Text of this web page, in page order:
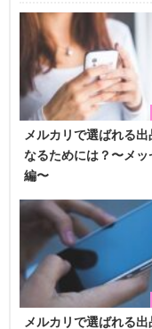
メルカリで選ばれる出
なるためには？〜メッ
編〜
メルカリで選ばれる出